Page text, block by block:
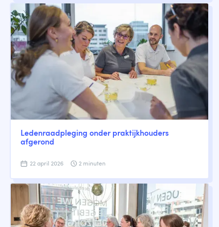
Ledenraadpleging onder praktijkhouders
afgerond
22 april 2026 2 minuten